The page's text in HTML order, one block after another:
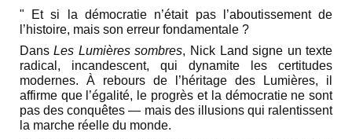
" Et si la démocratie n’était pas l’aboutissement de
l’histoire, mais son erreur fondamentale ?
DansLes Lumières sombres, Nick Land signe un texte
radical, incandescent, qui dynamite les certitudes
modernes. À rebours de l’héritage des Lumières, il
affirme que l’égalité, le progrès et la démocratie ne sont
pas des conquêtes — mais des illusions qui ralentissent
la marche réelle du monde.